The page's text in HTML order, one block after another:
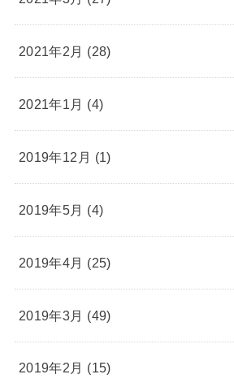
2021年2月 (28)
2021年1月 (4)
2019年12月 (1)
2019年5月 (4)
2019年4月 (25)
2019年3月 (49)
2019年2月 (15)